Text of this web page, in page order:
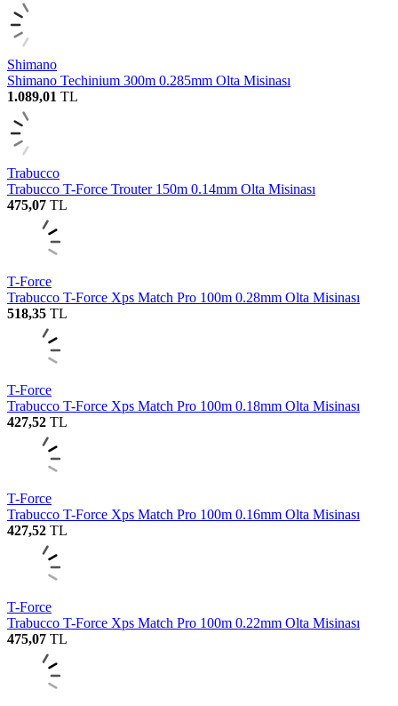
Shimano
Shimano Techinium 300m 0.285mm Olta Misinası
1.089,01 TL
Trabucco
Trabucco T-Force Trouter 150m 0.14mm Olta Misinası
475,07 TL
T-Force
Trabucco T-Force Xps Match Pro 100m 0.28mm Olta Misinası
518,35 TL
T-Force
Trabucco T-Force Xps Match Pro 100m 0.18mm Olta Misinası
427,52 TL
T-Force
Trabucco T-Force Xps Match Pro 100m 0.16mm Olta Misinası
427,52 TL
T-Force
Trabucco T-Force Xps Match Pro 100m 0.22mm Olta Misinası
475,07 TL